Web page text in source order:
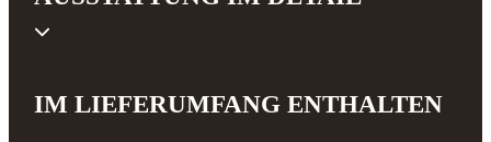
IM LIEFERUMFANG ENTHALTEN